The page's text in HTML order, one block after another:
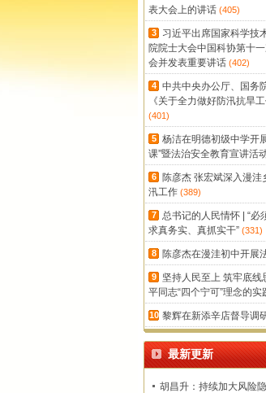
表大会上的讲话 (405)
3
习近平出席国家科学技
院院士大会中国科协第十
会并发表重要讲话 (402)
4
中共中央办公厅、国务
《关于全力做好防汛抗旱
(401)
5
杨洁在明德初级中学开
课”暨法治安全教育宣讲活
6
陈彦杰 张宏斌深入漫洼
汛工作 (389)
7
总书记的人民情怀 | “必
求真务实、真抓实干” (331)
8 陈彦杰在漫洼初中开展
9
坚持人民至上 筑牢底
平同志“四个宁可”理念的实
10 黎辉在新添辛店督导调
最新更新
胡昌升：持续加大风险